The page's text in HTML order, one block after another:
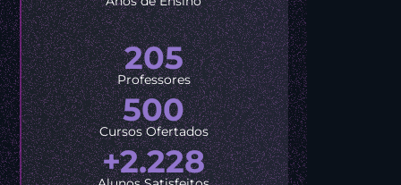
205
Professores
500
Cursos Ofertados
+2.228